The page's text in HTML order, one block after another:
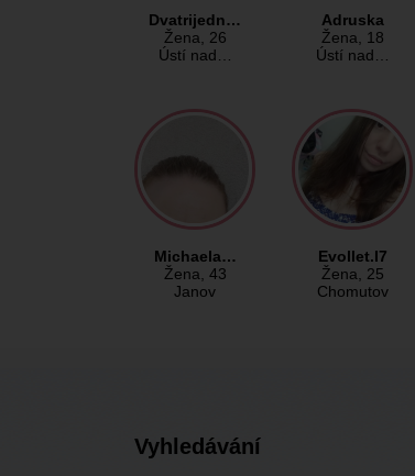
Dvatrijedn…
Žena, 26
Ústí nad…
Adruska
Žena, 18
Ústí nad…
Michaela…
Žena, 43
Janov
Evollet.I7
Žena, 25
Chomutov
Vyhledávání